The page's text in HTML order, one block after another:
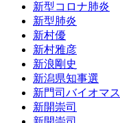
新型コロナ肺炎
新型肺炎
新村優
新村雅彦
新浪剛史
新潟県知事選
新門司バイオマス
新開崇司